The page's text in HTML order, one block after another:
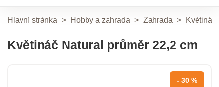
Hlavní stránka > Hobby a zahrada > Zahrada >
Květináč Natural průměr 22,2 cm
- 30 %